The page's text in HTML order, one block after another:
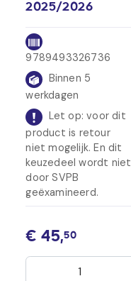
2025/2026
9789493326736
Binnen 5
werkdagen
Let op: voor dit
product is retour
niet mogelijk. En dit
keuzedeel wordt niet
door SVPB
geëxamineerd.
€ 45,50